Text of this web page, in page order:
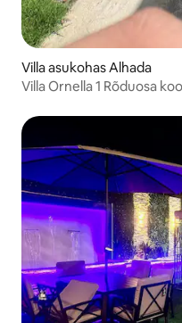
Villa asukohas Alhada
Villa Ornella 1 Rõduosa